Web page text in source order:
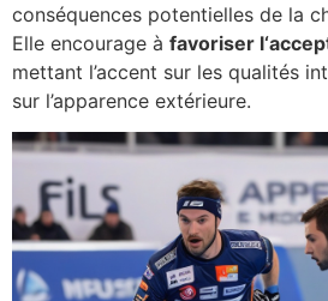
conséquences potentielles de la
Elle encourage à favoriser l‘accep
mettant l’accent sur les qualités
sur l’apparence extérieure.